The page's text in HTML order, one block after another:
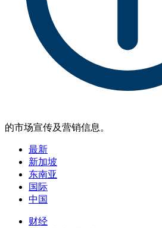
的市场宣传及营销信息。
最新
新加坡
东南亚
国际
中国
财经